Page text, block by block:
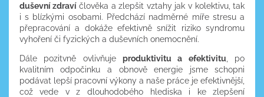
duševní zdraví člověka a zlepšit vztahy jak v kolektivu, tak
i s blízkými osobami. Předchází nadměrné míře stresu a
přepracování a dokáže efektivně snížit riziko syndromu
vyhoření či fyzických a duševních onemocnění.
Dále pozitvně ovlivňuje produktivitu a efektivitu , po
kvalitním odpočinku a obnově energie jsme schopni
podávat lepší pracovní výkony a naše práce je efektivnější,
což vede v z dlouhodobého hlediska i ke zlepšení